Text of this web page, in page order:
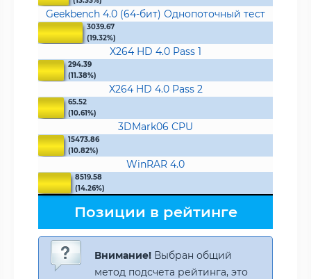
Geekbench 4.0 (64-бит) Однопоточный тест
3039.67
(19.32%)
X264 HD 4.0 Pass 1
294.39
(11.38%)
X264 HD 4.0 Pass 2
65.52
(10.61%)
3DMark06 CPU
15473.86
(10.82%)
WinRAR 4.0
8519.58
(14.26%)
Позиции в рейтинге
Внимание! Выбран общий
метод подсчета рейтинга, это